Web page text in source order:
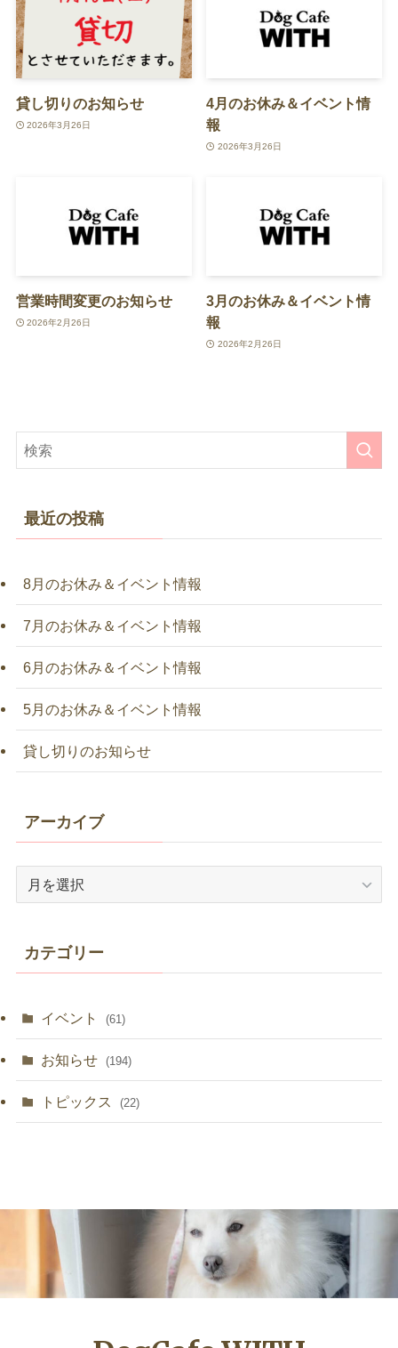
貸し切りのお知らせ
2026年3月26日
4月のお休み＆イベント情
報
2026年3月26日
営業時間変更のお知らせ
2026年2月26日
3月のお休み＆イベント情
報
2026年2月26日
最近の投稿
8月のお休み＆イベント情報
7月のお休み＆イベント情報
6月のお休み＆イベント情報
5月のお休み＆イベント情報
貸し切りのお知らせ
アーカイブ
ブ
カテゴリー
イベント (61)
お知らせ (194)
トピックス (22)